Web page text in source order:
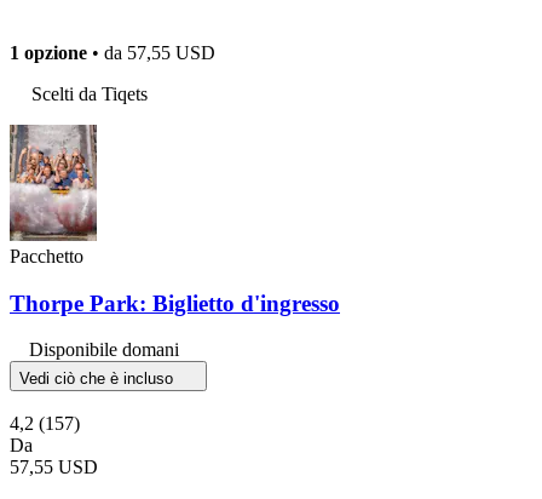
1 opzione • da 57,55 USD
Scelti da Tiqets
Pacchetto
Thorpe Park: Biglietto d'ingresso
Disponibile domani
Vedi ciò che è incluso
4,2 (157)
Da
57,55 USD